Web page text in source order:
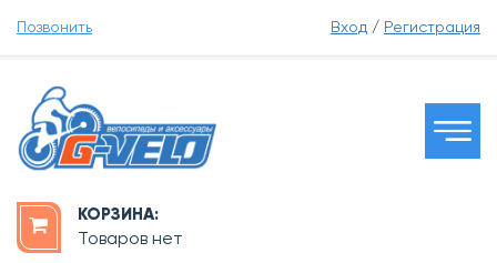
Позвонить Вход / Регистрация
КОРЗИНА:
Товаров нет